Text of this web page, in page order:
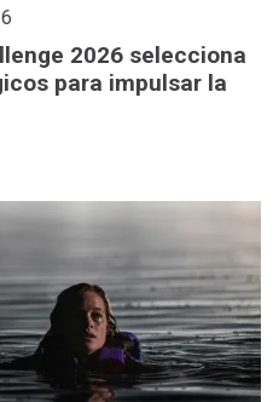
2026 selecciona
para impulsar la